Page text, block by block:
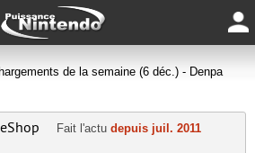
de la semaine (6 déc.) - Denpa
Fait l'actu depuis juil. 2011